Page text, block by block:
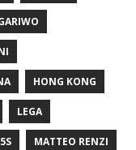
HONG KONG
LEGA
MATTEO RENZI